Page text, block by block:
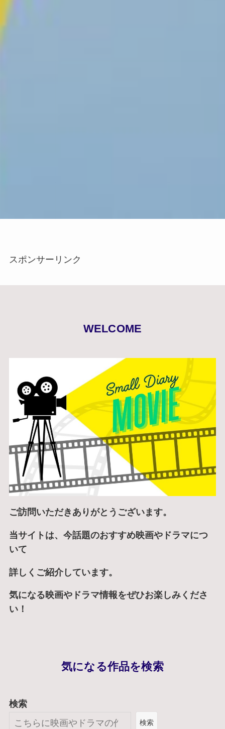
スポンサーリンク
WELCOME
ご訪問いただきありがとうございます。
当サイトは、今話題のおすすめ映画やドラマにつ
いて
詳しくご紹介しています。
気になる映画やドラマ情報をぜひお楽しみくださ
い！
気になる作品を検索
検索
検索